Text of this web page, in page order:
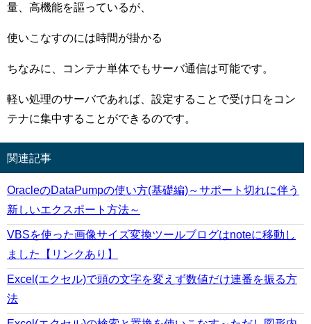
量、高機能を謳っているが、
使いこなすのには時間が掛かる
ちなみに、コンテナ単体でもサーバ通信は可能です。
軽い処理のサーバであれば、設定することで受け口をコン
テナに集中することができるのです。
関連記事
OracleのDataPumpの使い方(基礎編)～サポート切れに伴う
新しいエクスポート方法～
VBSを使った画像サイズ変換ツールブログはnoteに移動し
ました【リンクあり】
Excel(エクセル)で頭の文字を変えず数値だけ連番を振る方
法